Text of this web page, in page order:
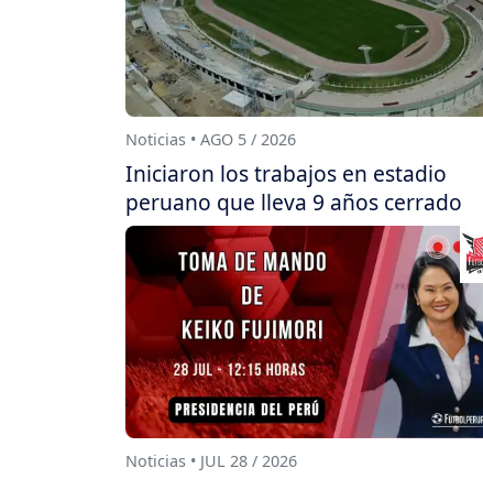
Noticias • AGO 5 / 2026
Iniciaron los trabajos en estadio
peruano que lleva 9 años cerrado
Noticias • JUL 28 / 2026